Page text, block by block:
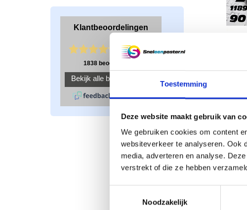
Toestemming
Deze website maakt gebruik van
We gebruiken cookies om content
websiteverkeer te analyseren. Ook
media, adverteren en analyse.
verstrekt of die ze hebben
Noodzakelijk
A1 +